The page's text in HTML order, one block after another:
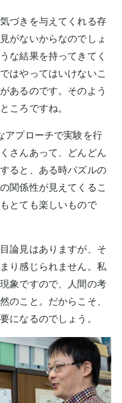
づきを与えてくれる存
がないからなのでしょ
な結果を持ってきてく
はやってはいけないこ
あるのです。そのよう
ころですね。
アプローチで実験を行
さんあって、どんどん
ると、ある時パズルの
関係性が見えてくるこ
とても楽しいもので
論見はありますが、そ
り感じられません。私
象ですので、人間の考
のこと。だからこそ、
になるのでしょう。